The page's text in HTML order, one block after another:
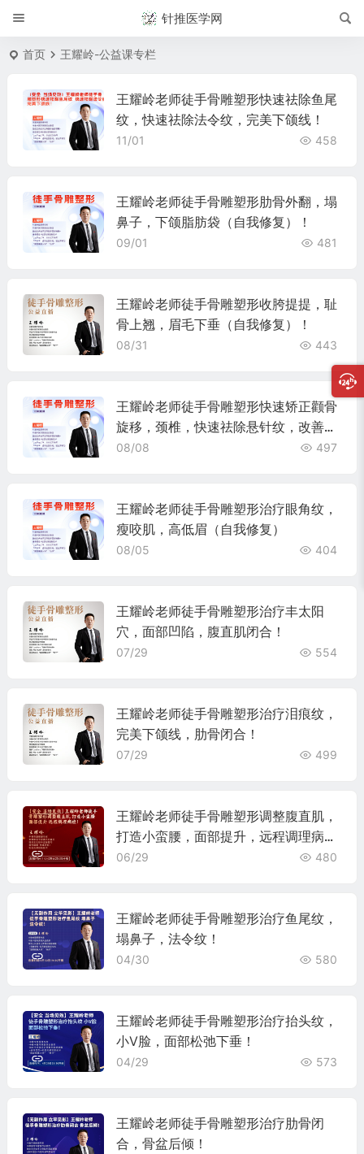
针推医学网
首页 王耀岭-公益课专栏
王耀岭老师徒手骨雕塑形快速祛除鱼尾
纹，快速祛除法令纹，完美下颌线！
11/01 458
王耀岭老师徒手骨雕塑形肋骨外翻，塌
鼻子，下颌脂肪袋（自我修复）！
09/01 481
王耀岭老师徒手骨雕塑形收胯提提，耻
骨上翘，眉毛下垂（自我修复）！
08/31 443
王耀岭老师徒手骨雕塑形快速矫正颧骨
旋移，颈椎，快速祛除悬针纹，改善面
部松弛下垂！
08/08 497
王耀岭老师徒手骨雕塑形治疗眼角纹，
瘦咬肌，高低眉（自我修复）
08/05 404
王耀岭老师徒手骨雕塑形治疗丰太阳
穴，面部凹陷，腹直肌闭合！
07/29 554
王耀岭老师徒手骨雕塑形治疗泪痕纹，
完美下颌线，肋骨闭合！
07/29 499
王耀岭老师徒手骨雕塑形调整腹直肌，
打造小蛮腰，面部提升，远程调理病
症！
06/29 480
王耀岭老师徒手骨雕塑形治疗鱼尾纹，
塌鼻子，法令纹！
04/30 580
王耀岭老师徒手骨雕塑形治疗抬头纹，
小V脸，面部松弛下垂！
04/29 573
王耀岭老师徒手骨雕塑形治疗肋骨闭
合，骨盆后倾！